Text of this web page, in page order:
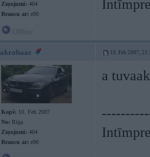
Ziņojumi: 404
Braucu ar: e90
akrobaac 10. Feb 2007,
Kopš: 10. Feb 2007
No: Rīga
Ziņojumi: 404
Braucu ar: e90
a